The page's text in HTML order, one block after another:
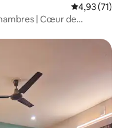
Évaluation
4,93 (71)
| Cœur de
appréciés